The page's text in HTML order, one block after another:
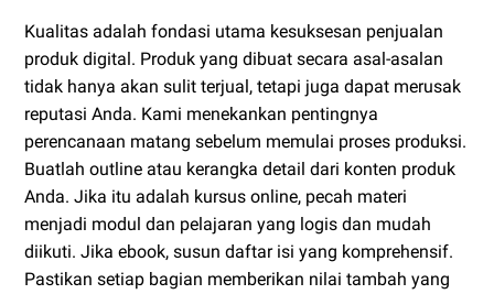
Kualitas adalah fondasi utama kesuksesan penjualan
produk digital. Produk yang dibuat secara asal-asalan
tidak hanya akan sulit terjual, tetapi juga dapat merusak
reputasi Anda. Kami menekankan pentingnya
perencanaan matang sebelum memulai proses produksi.
Buatlah outline atau kerangka detail dari konten produk
Anda. Jika itu adalah kursus online, pecah materi
menjadi modul dan pelajaran yang logis dan mudah
diikuti. Jika ebook, susun daftar isi yang komprehensif.
Pastikan setiap bagian memberikan nilai tambah yang